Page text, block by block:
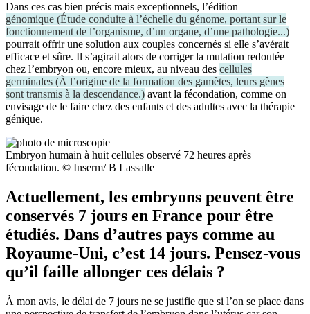
Dans ces cas bien précis mais exceptionnels, l’édition
génomique (Étude conduite à l’échelle du génome, portant sur le
fonctionnement de l’organisme, d’un organe, d’une pathologie...)
pourrait offrir une solution aux couples concernés si elle s’avérait
efficace et sûre. Il s’agirait alors de corriger la mutation redoutée
chez l’embryon ou, encore mieux, au niveau des cellules
germinales (À l’origine de la formation des gamètes, leurs gènes
sont transmis à la descendance.) avant la fécondation, comme on
envisage de le faire chez des enfants et des adultes avec la thérapie
génique.
Embryon humain à huit cellules observé 72 heures après
fécondation. © Inserm/ B Lassalle
Actuellement, les embryons peuvent être
conservés 7 jours en France pour être
étudiés. Dans d’autres pays comme au
Royaume-Uni, c’est 14 jours. Pensez-vous
qu’il faille allonger ces délais ?
À mon avis, le délai de 7 jours ne se justifie que si l’on se place dans